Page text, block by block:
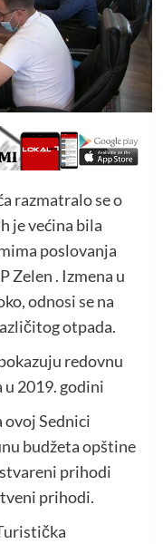
razmatralo se o
je većina bila
poslovanja
Zelen . Izmena u
odnosi se na
otpada.
redovnu
2019. godini
ovoj Sednici
budžeta opštine
prihodi
prihodi.